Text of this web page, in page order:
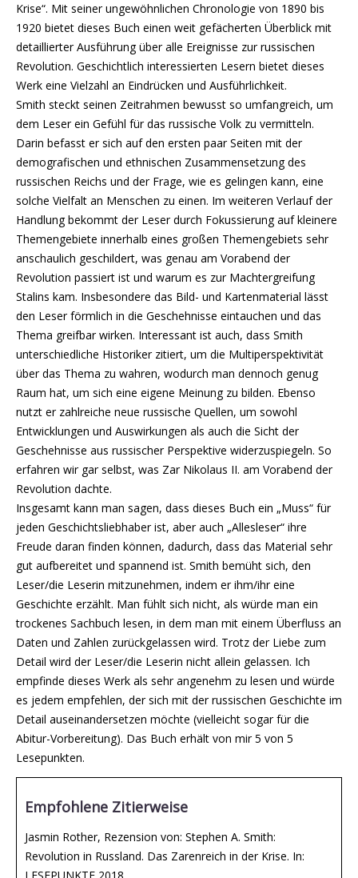
Krise“. Mit seiner ungewöhnlichen Chronologie von 1890 bis
1920 bietet dieses Buch einen weit gefächerten Überblick mit
detaillierter Ausführung über alle Ereignisse zur russischen
Revolution. Geschichtlich interessierten Lesern bietet dieses
Werk eine Vielzahl an Eindrücken und Ausführlichkeit.
Smith steckt seinen Zeitrahmen bewusst so umfangreich, um
dem Leser ein Gefühl für das russische Volk zu vermitteln.
Darin befasst er sich auf den ersten paar Seiten mit der
demografischen und ethnischen Zusammensetzung des
russischen Reichs und der Frage, wie es gelingen kann, eine
solche Vielfalt an Menschen zu einen. Im weiteren Verlauf der
Handlung bekommt der Leser durch Fokussierung auf kleinere
Themengebiete innerhalb eines großen Themengebiets sehr
anschaulich geschildert, was genau am Vorabend der
Revolution passiert ist und warum es zur Machtergreifung
Stalins kam. Insbesondere das Bild- und Kartenmaterial lässt
den Leser förmlich in die Geschehnisse eintauchen und das
Thema greifbar wirken. Interessant ist auch, dass Smith
unterschiedliche Historiker zitiert, um die Multiperspektivität
über das Thema zu wahren, wodurch man dennoch genug
Raum hat, um sich eine eigene Meinung zu bilden. Ebenso
nutzt er zahlreiche neue russische Quellen, um sowohl
Entwicklungen und Auswirkungen als auch die Sicht der
Geschehnisse aus russischer Perspektive widerzuspiegeln. So
erfahren wir gar selbst, was Zar Nikolaus II. am Vorabend der
Revolution dachte.
Insgesamt kann man sagen, dass dieses Buch ein „Muss“ für
jeden Geschichtsliebhaber ist, aber auch „Allesleser“ ihre
Freude daran finden können, dadurch, dass das Material sehr
gut aufbereitet und spannend ist. Smith bemüht sich, den
Leser/die Leserin mitzunehmen, indem er ihm/ihr eine
Geschichte erzählt. Man fühlt sich nicht, als würde man ein
trockenes Sachbuch lesen, in dem man mit einem Überfluss an
Daten und Zahlen zurückgelassen wird. Trotz der Liebe zum
Detail wird der Leser/die Leserin nicht allein gelassen. Ich
empfinde dieses Werk als sehr angenehm zu lesen und würde
es jedem empfehlen, der sich mit der russischen Geschichte im
Detail auseinandersetzen möchte (vielleicht sogar für die
Abitur-Vorbereitung). Das Buch erhält von mir 5 von 5
Lesepunkten.
Empfohlene Zitierweise
Jasmin Rother, Rezension von: Stephen A. Smith:
Revolution in Russland. Das Zarenreich in der Krise. In: